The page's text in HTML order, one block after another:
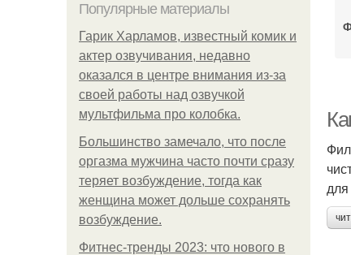
Популярные материалы
Гарик Харламов, известный комик и
актер озвучивания, недавно
оказался в центре внимания из-за
своей работы над озвучкой
мультфильма про колобка.
Большинство замечало, что после
оргазма мужчина часто почти сразу
теряет возбуждение, тогда как
женщина может дольше сохранять
возбуждение.
Фитнес-тренды 2023: что нового в